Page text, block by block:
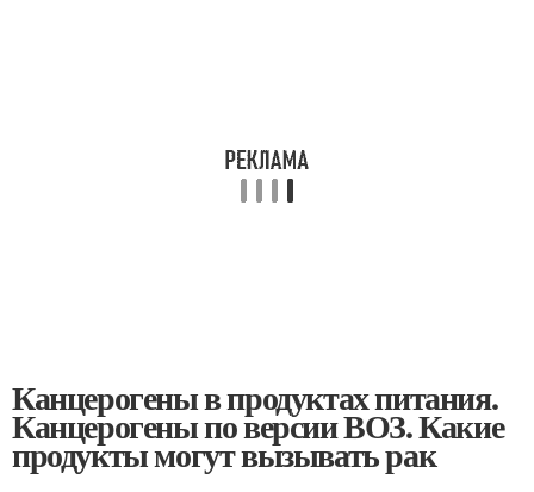
Канцерогены в продуктах питания.
Канцерогены по версии ВОЗ. Какие
продукты могут вызывать рак